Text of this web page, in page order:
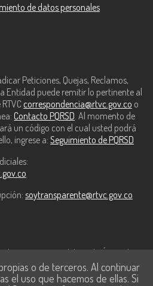
de datos personales
Peticiones, Quejas, Reclamos,
Entidad puede remitir lo pertinente al
correspondencia@rtvc.gov.co o
Contacto PQRSD . Al momento de
un código con el cual usted podrá
ingrese a: Seguimiento de PQRSD
soytransparente@rtvc.gov.co
con recursos del Fondo Único de
y las Comunicaciones de MinTic.
o de terceros. Al continuar
el uso que hacemos de ellas. Si